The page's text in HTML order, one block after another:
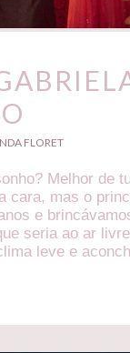
FLORET
Melhor de
cara, mas o
e
seria ao ar
leve e